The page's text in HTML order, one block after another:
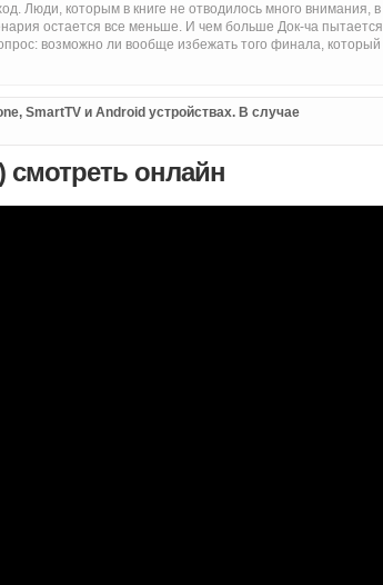
Люди, которым в книге не отводилось много внимания, в
остается все меньше. И чем больше Док-ча пытается
возможно ли вообще избежать того финала, который
SmartTV и Android устройствах. В случае
смотреть онлайн